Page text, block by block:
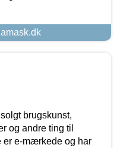
brugskunst,
og andre ting til
er e-mærkede og har